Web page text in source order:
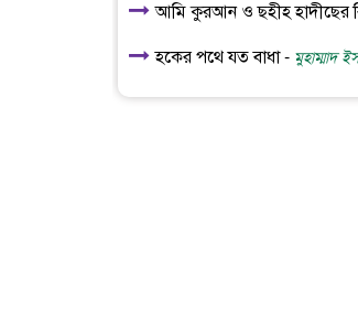
আমি কুরআন ও ছহীহ হাদীছের
হকের পথে যত বাধা - মুহাম্মাদ